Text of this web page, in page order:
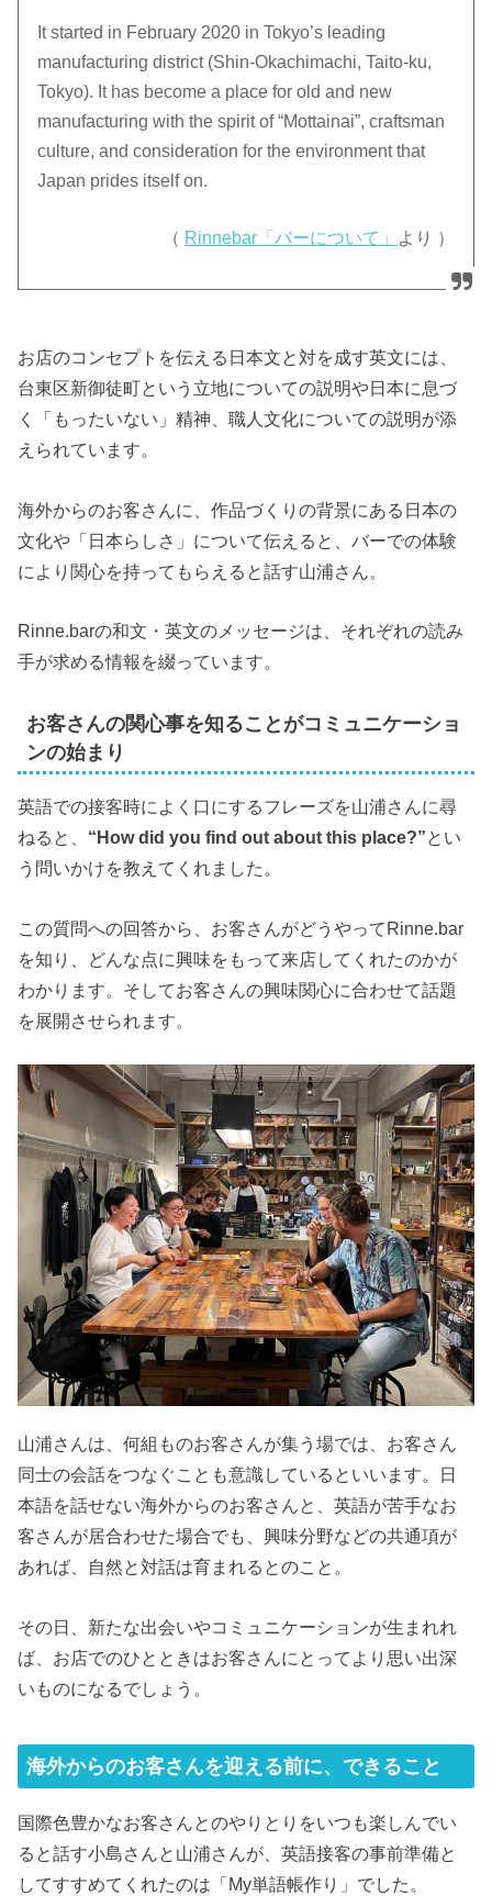
It started in February 2020 in Tokyo’s leading
manufacturing district (Shin-Okachimachi, Taito-ku,
Tokyo). It has become a place for old and new
manufacturing with the spirit of “Mottainai”, craftsman
culture, and consideration for the environment that
Japan prides itself on.
（ Rinnebar「バーについて」 より ）
お店のコンセプトを伝える日本文と対を成す英文には、
台東区新御徒町という立地についての説明や日本に息づ
く「もったいない」精神、職人文化についての説明が添
えられています。
海外からのお客さんに、作品づくりの背景にある日本の
文化や「日本らしさ」について伝えると、バーでの体験
により関心を持ってもらえると話す山浦さん。
Rinne.barの和文・英文のメッセージは、それぞれの読み
手が求める情報を綴っています。
お客さんの関心事を知ることがコミュニケーショ
ンの始まり
英語での接客時によく口にするフレーズを山浦さんに尋
ねると、 “How did you find out about this place?”とい
う問いかけを教えてくれました。
この質問への回答から、お客さんがどうやってRinne.bar
を知り、どんな点に興味をもって来店してくれたのかが
わかります。そしてお客さんの興味関心に合わせて話題
を展開させられます。
山浦さんは、何組ものお客さんが集う場では、お客さん
同士の会話をつなぐことも意識しているといいます。日
本語を話せない海外からのお客さんと、英語が苦手なお
客さんが居合わせた場合でも、興味分野などの共通項が
あれば、自然と対話は育まれるとのこと。
その日、新たな出会いやコミュニケーションが生まれれ
ば、お店でのひとときはお客さんにとってより思い出深
いものになるでしょう。
海外からのお客さんを迎える前に、できること
国際色豊かなお客さんとのやりとりをいつも楽しんでい
ると話す小島さんと山浦さんが、英語接客の事前準備と
してすすめてくれたのは「My単語帳作り」でした。